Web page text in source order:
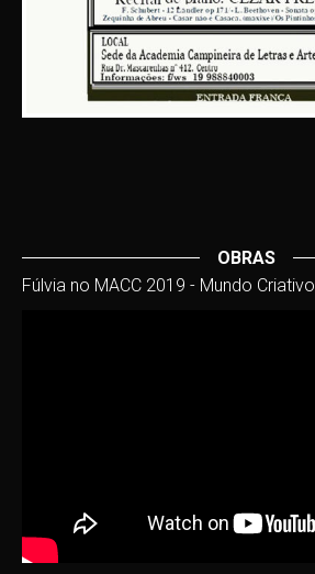
OBRAS
Fúlvia no MACC 2019 - Mundo Criativo